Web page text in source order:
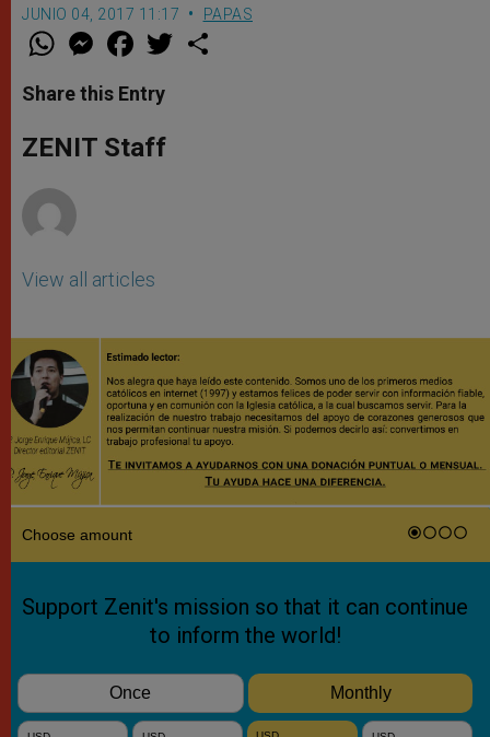
JUNIO 04, 2017 11:17 PAPAS
W
t
s
p
p
M
e
s
e
g
e
F
a
e
b
o
k
w
Share this Entry
ZENIT Staff
View all articles